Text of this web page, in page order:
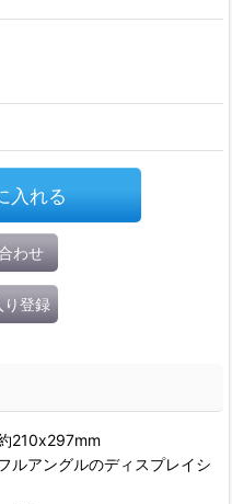
入れる
わせ
り登録
210x297mm
ルアングルのディスプレイシ